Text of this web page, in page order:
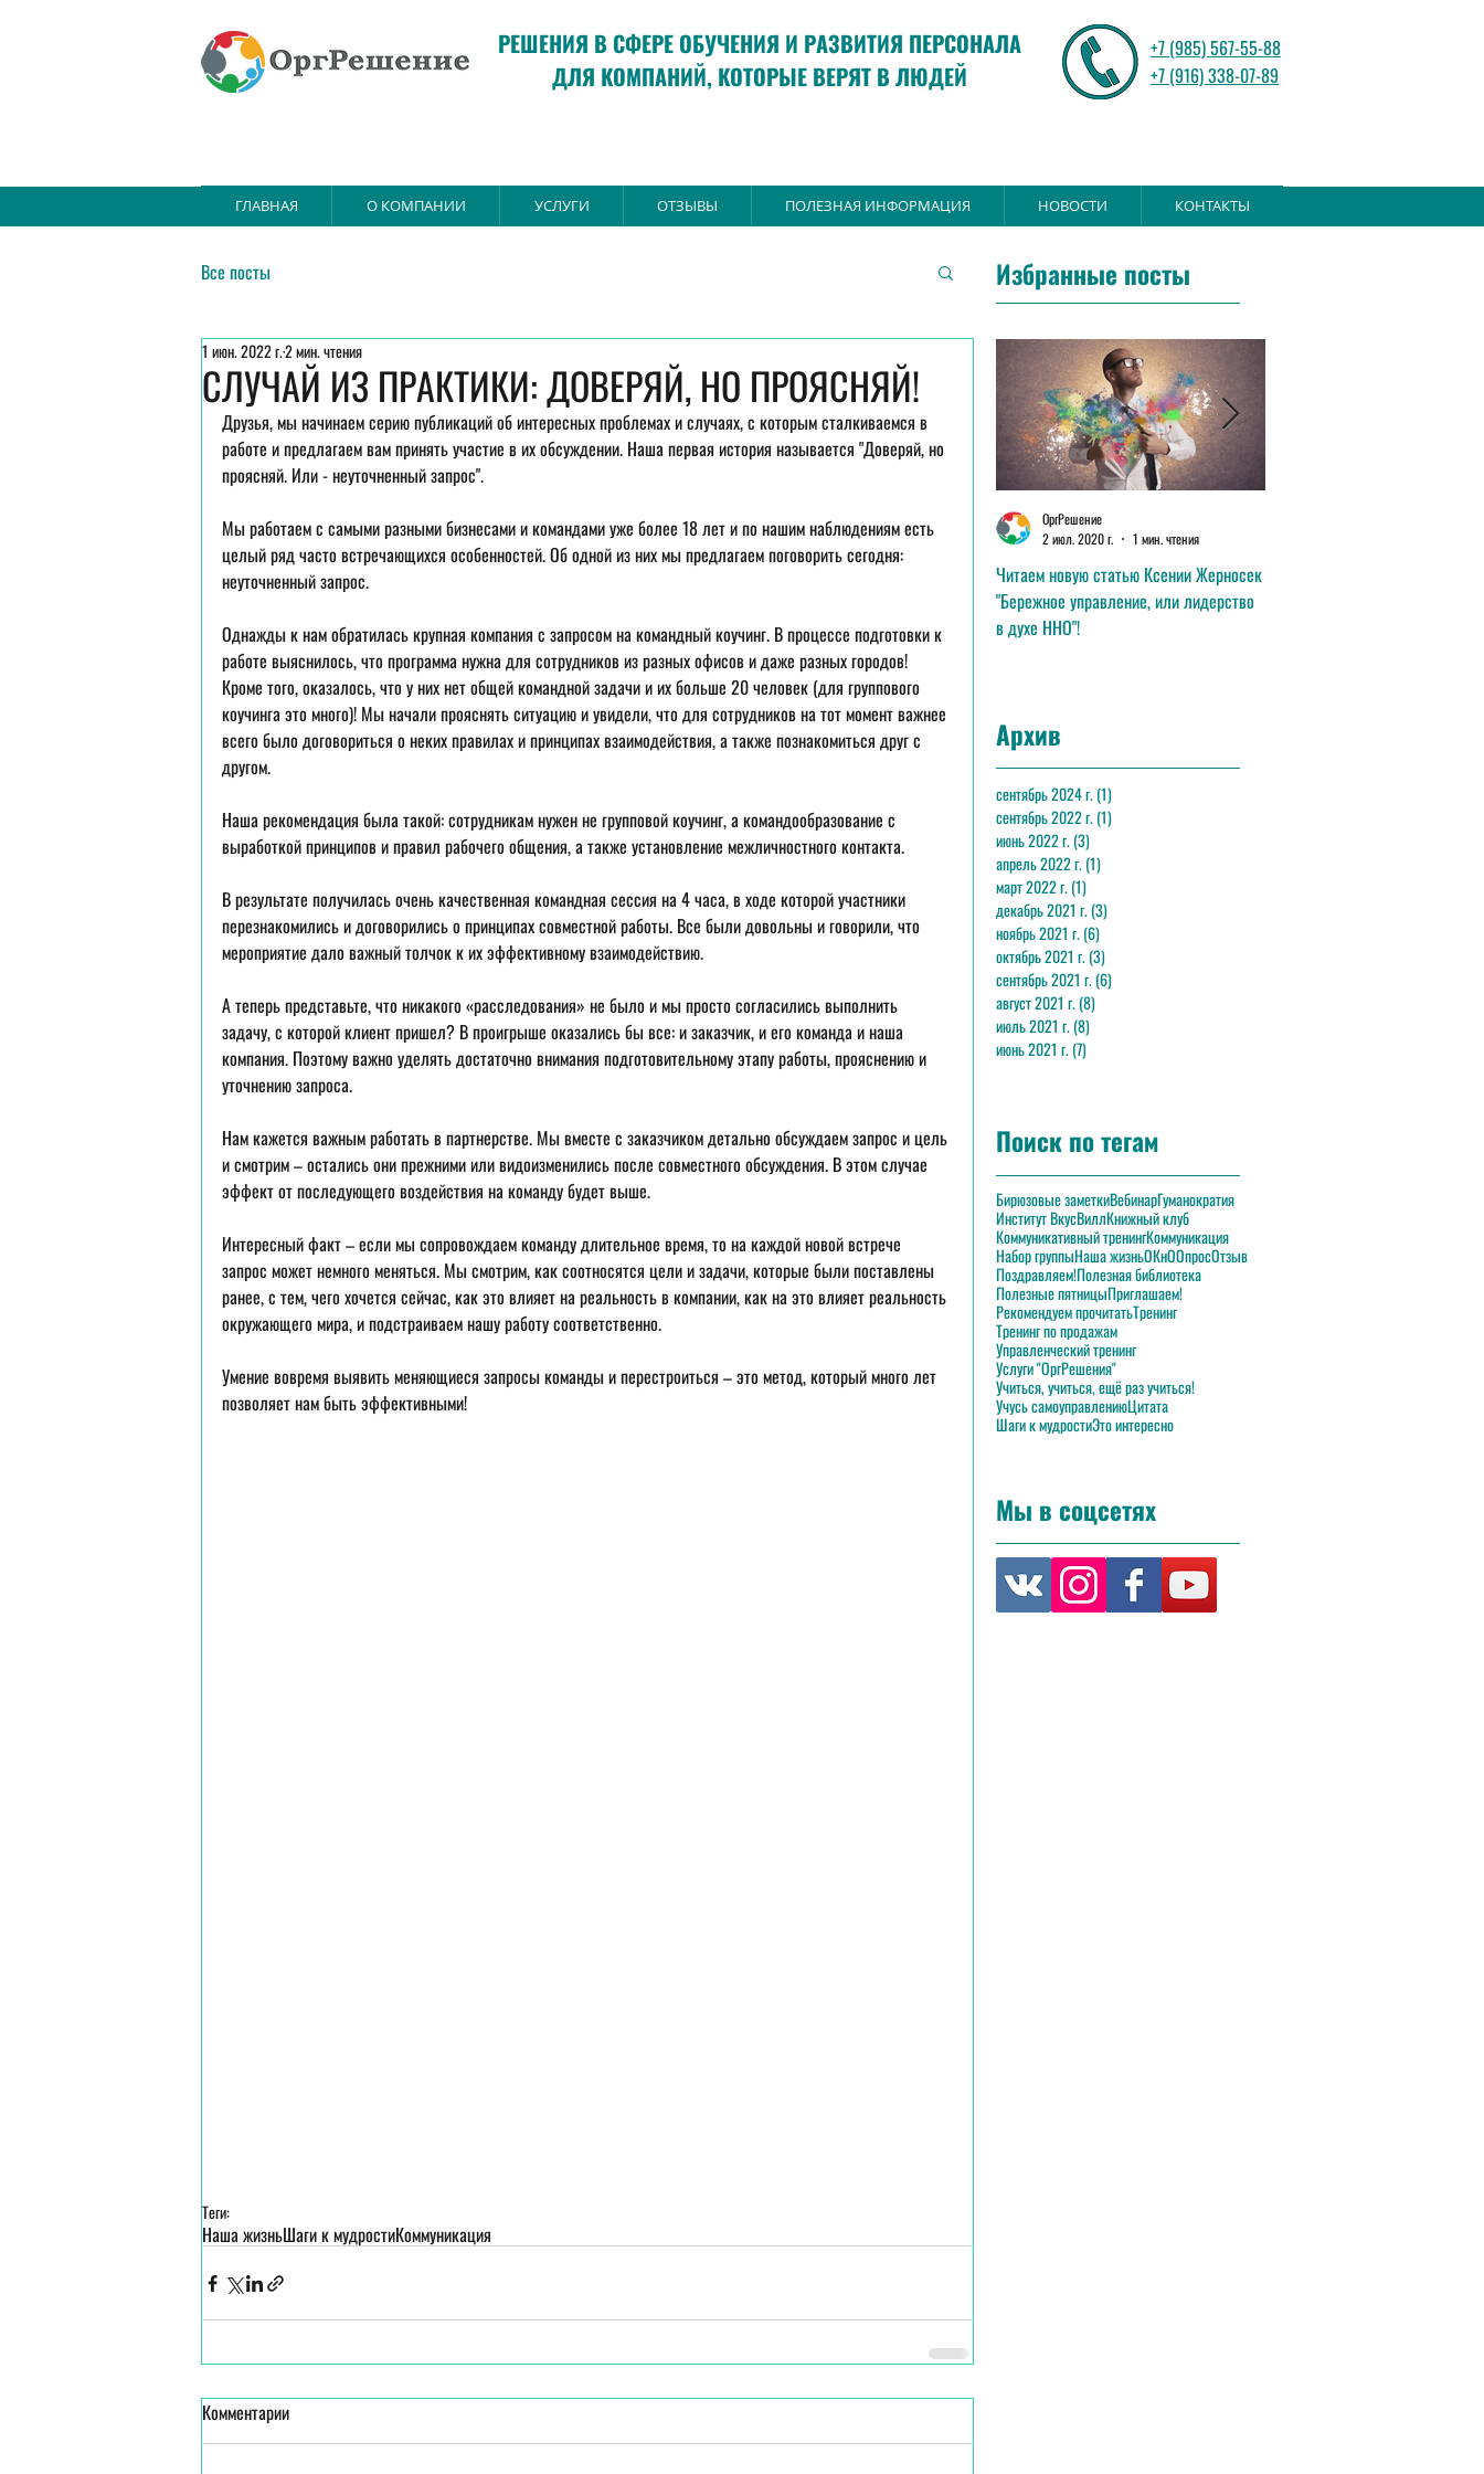
РЕШЕНИЯ В СФЕРЕ ОБУЧЕНИЯ И РАЗВИТИЯ ПЕРСОНАЛА
ДЛЯ КОМПАНИЙ, КОТОРЫЕ ВЕРЯТ В ЛЮДЕЙ
+7 (985) 567-55-88
+7 (916) 338-07-89
ГЛАВНАЯ О КОМПАНИИ УСЛУГИ ОТЗЫВЫ ПОЛЕЗНАЯ ИНФОРМАЦИЯ НОВОСТИ КОНТАКТЫ
Все посты
СЛУЧАЙ ИЗ ПРАКТИКИ: ДОВЕРЯЙ, НО ПРОЯСНЯЙ!
1 июн. 2022 г.2 мин. чтения
Друзья, мы начинаем серию публикаций об интересных проблемах и случаях, с которым сталкиваемся в
работе и предлагаем вам принять участие в их обсуждении. Наша первая история называется "Доверяй, но
проясняй. Или - неуточненный запрос".
Мы работаем с самыми разными бизнесами и командами уже более 18 лет и по нашим наблюдениям есть
целый ряд часто встречающихся особенностей. Об одной из них мы предлагаем поговорить сегодня:
неуточненный запрос.
Однажды к нам обратилась крупная компания с запросом на командный коучинг. В процессе подготовки к
работе выяснилось, что программа нужна для сотрудников из разных офисов и даже разных городов!
Кроме того, оказалось, что у них нет общей командной задачи и их больше 20 человек (для группового
коучинга это много)! Мы начали прояснять ситуацию и увидели, что для сотрудников на тот момент важнее
всего было договориться о неких правилах и принципах взаимодействия, а также познакомиться друг с
другом.
Наша рекомендация была такой: сотрудникам нужен не групповой коучинг, а командообразование с
выработкой принципов и правил рабочего общения, а также установление межличностного контакта.
В результате получилась очень качественная командная сессия на 4 часа, в ходе которой участники
перезнакомились и договорились о принципах совместной работы. Все были довольны и говорили, что
мероприятие дало важный толчок к их эффективному взаимодействию.
А теперь представьте, что никакого «расследования» не было и мы просто согласились выполнить
задачу, с которой клиент пришел? В проигрыше оказались бы все: и заказчик, и его команда и наша
компания. Поэтому важно уделять достаточно внимания подготовительному этапу работы, прояснению и
уточнению запроса.
Нам кажется важным работать в партнерстве. Мы вместе с заказчиком детально обсуждаем запрос и цель
и смотрим – остались они прежними или видоизменились после совместного обсуждения. В этом случае
эффект от последующего воздействия на команду будет выше.
Интересный факт – если мы сопровождаем команду длительное время, то на каждой новой встрече
запрос может немного меняться. Мы смотрим, как соотносятся цели и задачи, которые были поставлены
ранее, с тем, чего хочется сейчас, как это влияет на реальность в компании, как на это влияет реальность
окружающего мира, и подстраиваем нашу работу соответственно.
Умение вовремя выявить меняющиеся запросы команды и перестроиться – это метод, который много лет
позволяет нам быть эффективными!
Теги:
Наша жизньШаги к мудростиКоммуникация
Комментарии
Избранные посты
Читаем новую статью Ксении Жерносек
"Бережное управление, или лидерство
в духе ННО"!
ОргРешение
2 июл. 2020 г.
1 мин. чтения
Архив
сентябрь 2024 г.(1)
сентябрь 2022 г.(1)
июнь 2022 г.(3)
апрель 2022 г.(1)
март 2022 г.(1)
декабрь 2021 г.(3)
ноябрь 2021 г.(6)
октябрь 2021 г.(3)
сентябрь 2021 г.(6)
август 2021 г.(8)
июль 2021 г.(8)
июнь 2021 г.(7)
Поиск по тегам
Бирюзовые заметкиВебинарГуманократия
Институт ВкусВиллКнижный клуб
Коммуникативный тренингКоммуникация
Набор группыНаша жизньОКнООпросОтзыв
Поздравляем!Полезная библиотека
Полезные пятницыПриглашаем!
Рекомендуем прочитатьТренинг
Тренинг по продажам
Управленческий тренинг
Услуги "ОргРешения"
Учиться, учиться, ещё раз учиться!
Учусь самоуправлениюЦитата
Шаги к мудростиЭто интересно
Мы в соцсетях